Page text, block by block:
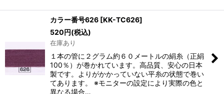
カラー番号626 [KK-TC626]
520円(税込)
在庫あり
１本の管に２グラム約６０メートルの絹糸（正絹
100％）が巻かれています。高品質、安心の日本
製です。よりがかかっていない平糸の状態で巻い
てあります。 ※モニターの設定により実際の色と
異なる場合…